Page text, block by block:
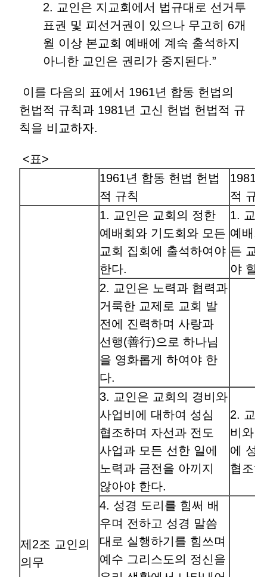
2. 교인은 지교회에서 법규대로 선거투
표권 및 피선거권이 있으나 무고히 6개
월 이상 본교회 예배에 계속 출석하지
아니한 교인은 권리가 중지된다.”
이를 다음의 표에서 1961년 합동 헌법의
헌법적 규칙과 1981년 고신 헌법 헌법적 규
칙을 비교하자.
<표>
1961년 합동 헌법 헌법
적 규칙
1981
적 규
제2조 교인의
의무
1. 교인은 교회의 정한
예배회와 기도회와 모든
교회 집회에 출석하여야
한다.
1. 교
예배
든 교
야 할
2. 교인은 노력과 협력과
거룩한 교제로 교회 발
전에 진력하며 사랑과
선행(善行)으로 하나님
을 영화롭게 하여야 한
다.
3. 교인은 교회의 경비와
사업비에 대하여 성심
협조하며 자선과 전도
사업과 모든 선한 일에
노력과 금전을 아끼지
않아야 한다.
2. 교
비와
에 성
협조
4. 성경 도리를 힘써 배
우며 전하고 성경 말씀
대로 실행하기를 힘쓰며
예수 그리스도의 정신을